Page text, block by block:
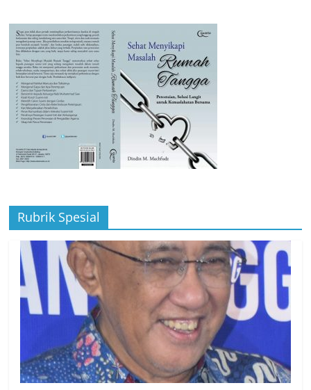
Rubrik Spesial